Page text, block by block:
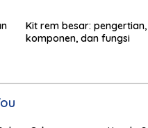
Kit rem besar: pengertian,
komponen, dan fungsi